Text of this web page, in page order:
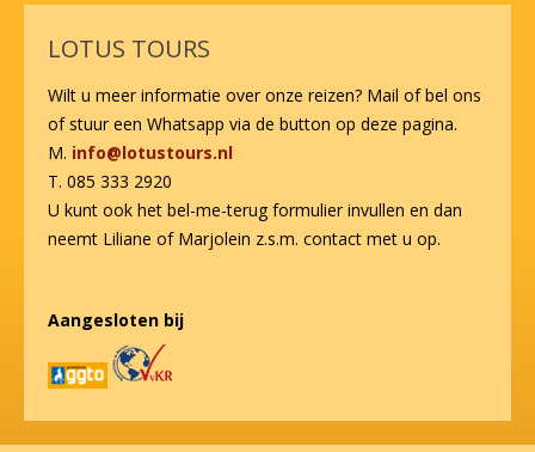
LOTUS TOURS
Wilt u meer informatie over onze reizen? Mail of bel ons
of stuur een Whatsapp via de button op deze pagina.
M. info@lotustours.nl
T. 085 333 2920
U kunt ook het bel-me-terug formulier invullen en dan
neemt Liliane of Marjolein z.s.m. contact met u op.
Aangesloten bij